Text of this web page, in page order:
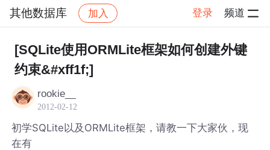
其他数据库 加入 登录 频道
社区 其他数据库 帖子详情
[SQLite使用ORMLite框架如何创建外键
约束&#xff1f;]
rookie__
2012-02-12
初学SQLite以及ORMLite框架，请教一下大家伙，现
在有